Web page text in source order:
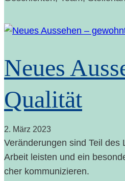
Neu­es
Qualität
2. März 2023
Ver­än­de­run­gen sind Teil
Arbeit leis­ten und ein
cher kommunizieren.